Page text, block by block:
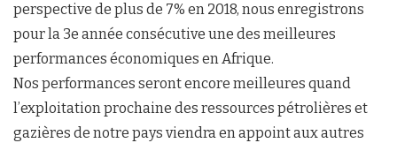
perspective de plus de 7% en 2018, nous enregistrons
pour la 3e année consécutive une des meilleures
performances économiques en Afrique.
Nos performances seront encore meilleures quand
l’exploitation prochaine des ressources pétrolières et
gazières de notre pays viendra en appoint aux autres